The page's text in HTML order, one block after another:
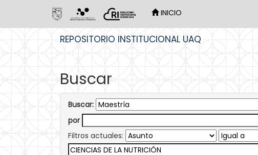
INICIO
REPOSITORIO INSTITUCIONAL UAQ
Buscar
Buscar:
por
Filtros actuales: